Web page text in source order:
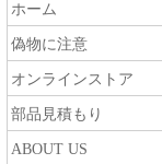
ホーム
偽物に注意
オンラインストア
部品見積もり
ABOUT US